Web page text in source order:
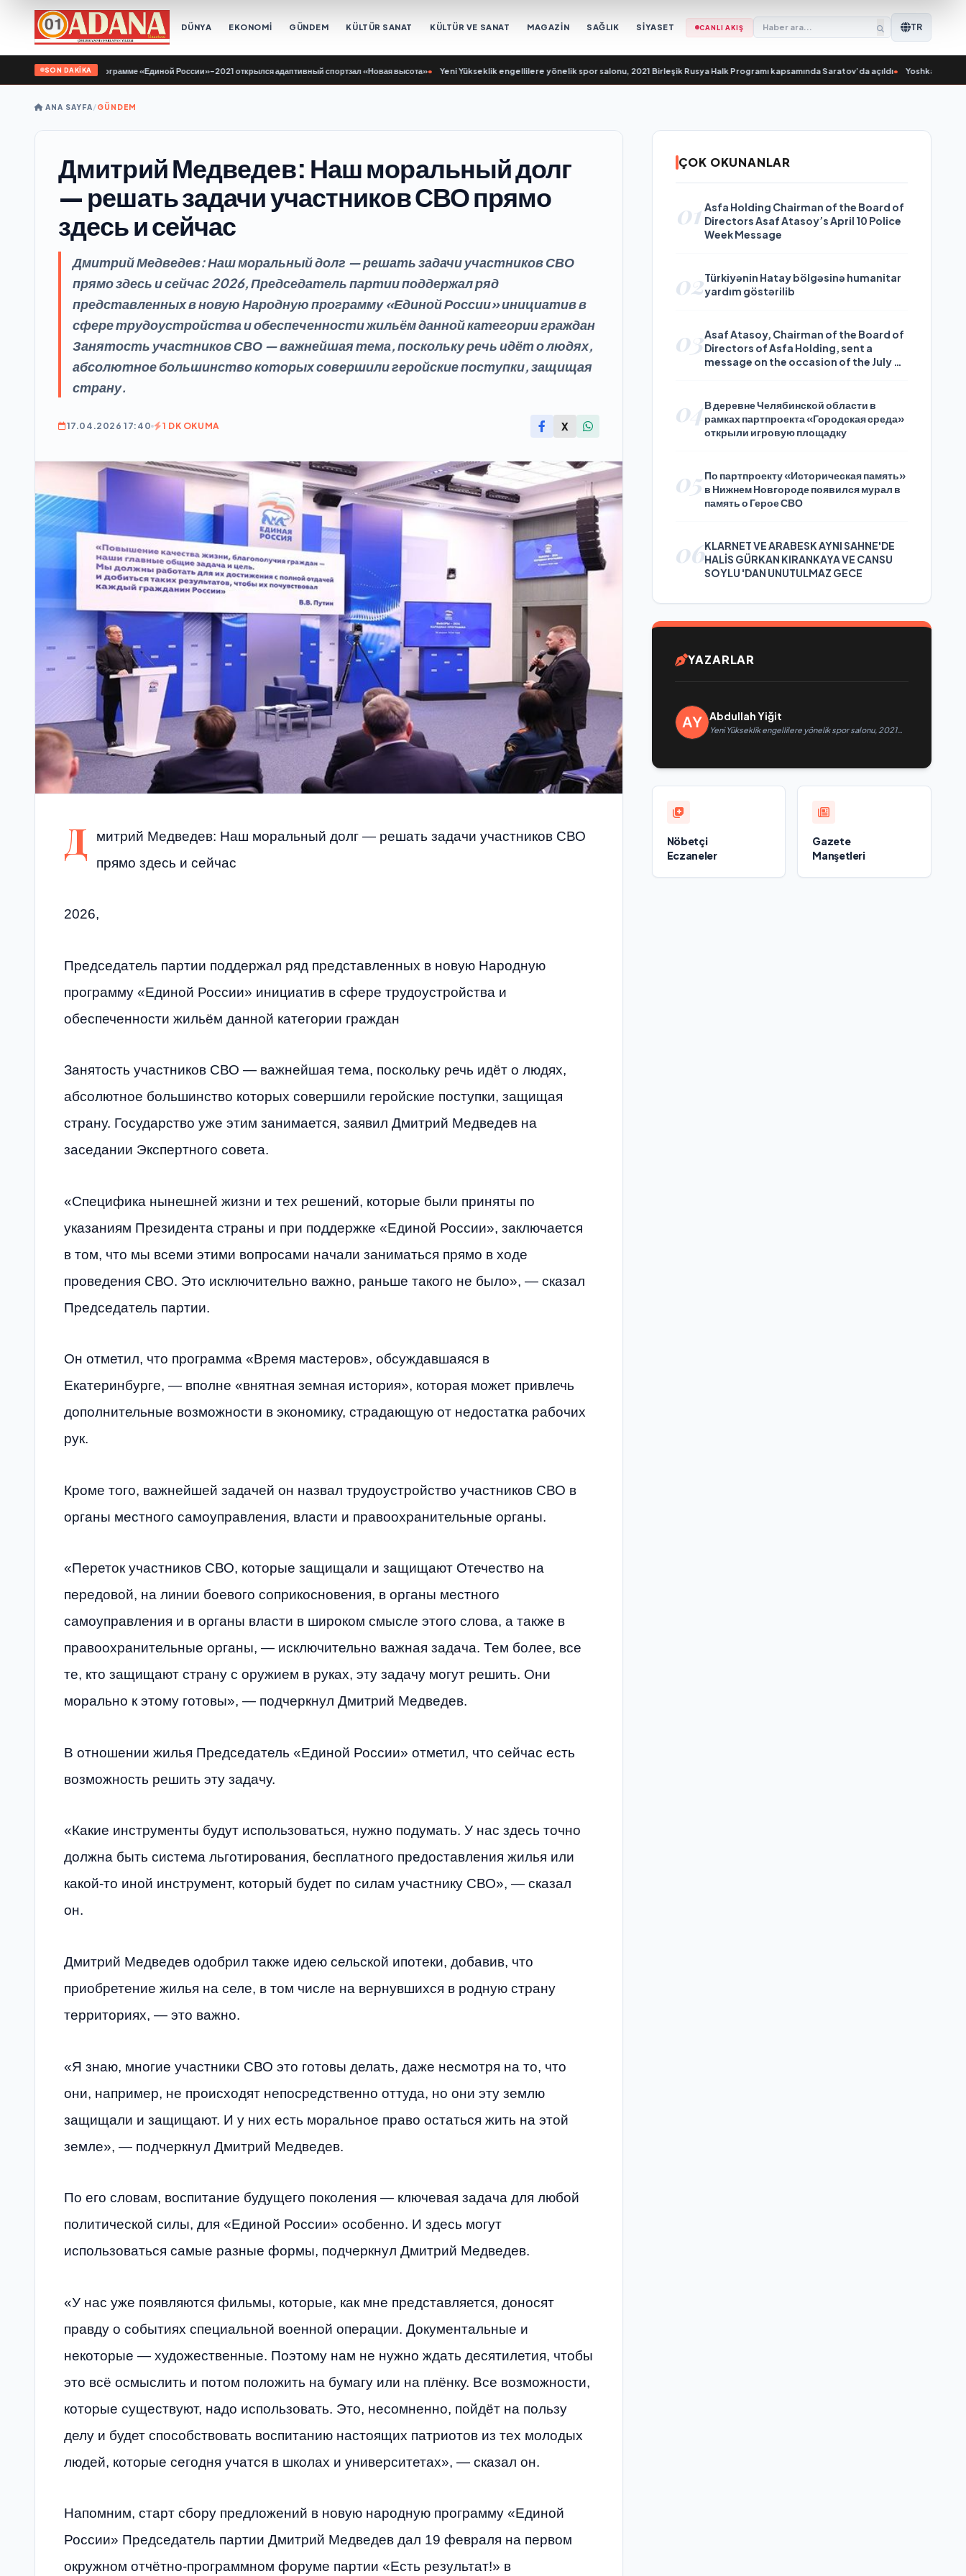
DÜNYA EKONOMİ GÜNDEM KÜLTÜR SANAT KÜLTÜR VE SANAT MAGAZİN SAĞLIK SİYASET CANLI AKIŞ TR
SON DAKİKA
по Народной программе «Единой России»-2021 открылся адаптивный спортзал «Новая высота»• Yeni Yükseklik engellilere yönelik spor salonu, 2021 Birleşik Rusya Halk Programı kapsamında Saratov’da açıldı• Yoshkar-Ola’da
ANA SAYFA/GÜNDEM
Дмитрий Медведев: Наш моральный долг
— решать задачи участников СВО прямо
здесь и сейчас
Дмитрий Медведев: Наш моральный долг — решать задачи участников СВО
прямо здесь и сейчас 2026, Председатель партии поддержал ряд
представленных в новую Народную программу «Единой России» инициатив в
сфере трудоустройства и обеспеченности жильём данной категории граждан
Занятость участников СВО — важнейшая тема, поскольку речь идёт о людях,
абсолютное большинство которых совершили геройские поступки, защищая
страну.
17.04.2026 17:40 1 DK OKUMA X
Д
митрий Медведев: Наш моральный долг — решать задачи участников СВО
прямо здесь и сейчас
2026,
Председатель партии поддержал ряд представленных в новую Народную
программу «Единой России» инициатив в сфере трудоустройства и
обеспеченности жильём данной категории граждан
Занятость участников СВО — важнейшая тема, поскольку речь идёт о людях,
абсолютное большинство которых совершили геройские поступки, защищая
страну. Государство уже этим занимается, заявил Дмитрий Медведев на
заседании Экспертного совета.
«Специфика нынешней жизни и тех решений, которые были приняты по
указаниям Президента страны и при поддержке «Единой России», заключается
в том, что мы всеми этими вопросами начали заниматься прямо в ходе
проведения СВО. Это исключительно важно, раньше такого не было», — сказал
Председатель партии.
Он отметил, что программа «Время мастеров», обсуждавшаяся в
Екатеринбурге, — вполне «внятная земная история», которая может привлечь
дополнительные возможности в экономику, страдающую от недостатка рабочих
рук.
Кроме того, важнейшей задачей он назвал трудоустройство участников СВО в
органы местного самоуправления, власти и правоохранительные органы.
«Переток участников СВО, которые защищали и защищают Отечество на
передовой, на линии боевого соприкосновения, в органы местного
самоуправления и в органы власти в широком смысле этого слова, а также в
правоохранительные органы, — исключительно важная задача. Тем более, все
те, кто защищают страну с оружием в руках, эту задачу могут решить. Они
морально к этому готовы», — подчеркнул Дмитрий Медведев.
В отношении жилья Председатель «Единой России» отметил, что сейчас есть
возможность решить эту задачу.
«Какие инструменты будут использоваться, нужно подумать. У нас здесь точно
должна быть система льготирования, бесплатного предоставления жилья или
какой-то иной инструмент, который будет по силам участнику СВО», — сказал
он.
Дмитрий Медведев одобрил также идею сельской ипотеки, добавив, что
приобретение жилья на селе, в том числе на вернувшихся в родную страну
территориях, — это важно.
«Я знаю, многие участники СВО это готовы делать, даже несмотря на то, что
они, например, не происходят непосредственно оттуда, но они эту землю
защищали и защищают. И у них есть моральное право остаться жить на этой
земле», — подчеркнул Дмитрий Медведев.
По его словам, воспитание будущего поколения — ключевая задача для любой
политической силы, для «Единой России» особенно. И здесь могут
использоваться самые разные формы, подчеркнул Дмитрий Медведев.
«У нас уже появляются фильмы, которые, как мне представляется, доносят
правду о событиях специальной военной операции. Документальные и
некоторые — художественные. Поэтому нам не нужно ждать десятилетия, чтобы
это всё осмыслить и потом положить на бумагу или на плёнку. Все возможности,
которые существуют, надо использовать. Это, несомненно, пойдёт на пользу
делу и будет способствовать воспитанию настоящих патриотов из тех молодых
людей, которые сегодня учатся в школах и университетах», — сказал он.
Напомним, старт сбору предложений в новую народную программу «Единой
России» Председатель партии Дмитрий Медведев дал 19 февраля на первом
окружном отчётно-программном форуме партии «Есть результат!» в
ÇOK OKUNANLAR
01 Asfa Holding Chairman of the Board of
Directors Asaf Atasoy’s April 10 Police
Week Message
02Türkiyənin Hatay bölgəsinə humanitar
yardım göstərilib
03Asaf Atasoy, Chairman of the Board of
Directors of Asfa Holding, sent a
message on the occasion of the July 24
04В деревне Челябинской области в
рамках партпроекта «Городская среда»
открыли игровую площадку
05 По партпроекту «Историческая память»
в Нижнем Новгороде появился мурал в
память о Герое СВО
06KLARNET VE ARABESK AYNI SAHNE'DE
HALİS GÜRKAN KIRANKAYA VE CANSU
SOYLU 'DAN UNUTULMAZ GECE
YAZARLAR
Abdullah Yiğit
Yeni Yükseklik engellilere yönelik spor salonu, 2021
Nöbetçi
Eczaneler
Gazete
Manşetleri